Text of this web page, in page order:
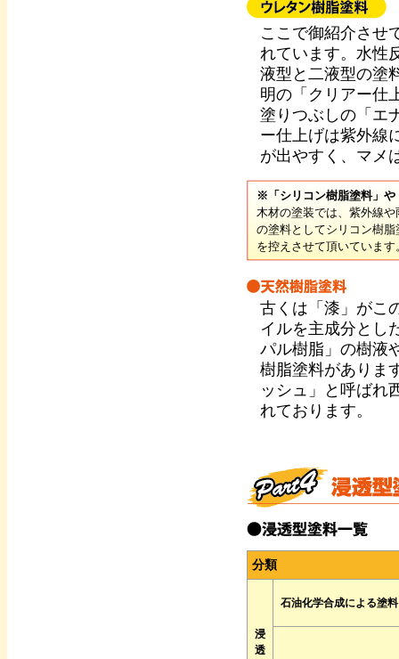
ここで御紹介させ
れています。水性
液型と二液型の塗
明の「クリアー仕
塗りつぶしの「エ
ー仕上げは紫外線
が出やすく、マメ
※「シリコン樹脂塗料」や
木材の塗装では、紫外線
の塗料としてシリコン樹
を控えさせて頂いています
古くは「漆」がこ
イルを主成分とし
パル樹脂」の樹液
樹脂塗料がありま
ッシュ」と呼ばれ
れております。
分類
浸
透
石油化学合成による塗料